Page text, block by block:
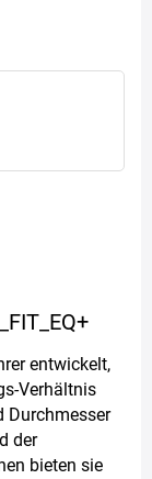
entwickelt,
Verhältnis
Durchmesser
der
bieten sie